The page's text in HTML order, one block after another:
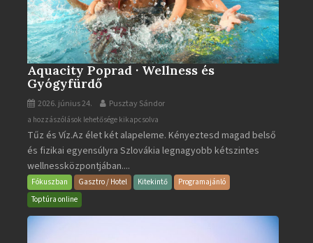
Aquacity Poprad · Wellness és
Gyógyfürdő
2026. június 24. Pusztay Sándor
Aquacity
Poprad
·
Wellness
és
Gyógyfürdő
a hozzászólások lehetősége kikapcsolva
Tűz és Víz.Az élet két alapeleme. Kényeztesd magad belső
és fizikai egyensúlyra Szlovákia legnagyobb kétszintes
wellnessközpontjában....
Fókuszban Gasztro / Hotel Kitekintő
Programajánló
Toptúra online